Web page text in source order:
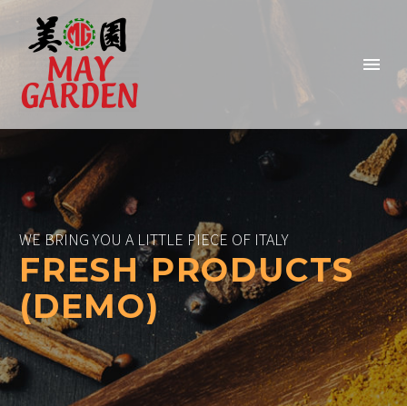
WE BRING YOU A LITTLE PIECE OF ITALY
FRESH PRODUCTS
(DEMO)